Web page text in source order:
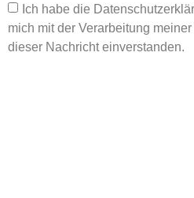
Ich habe die
mich mit der Verarbeitung
dieser Nachricht einverstanden.